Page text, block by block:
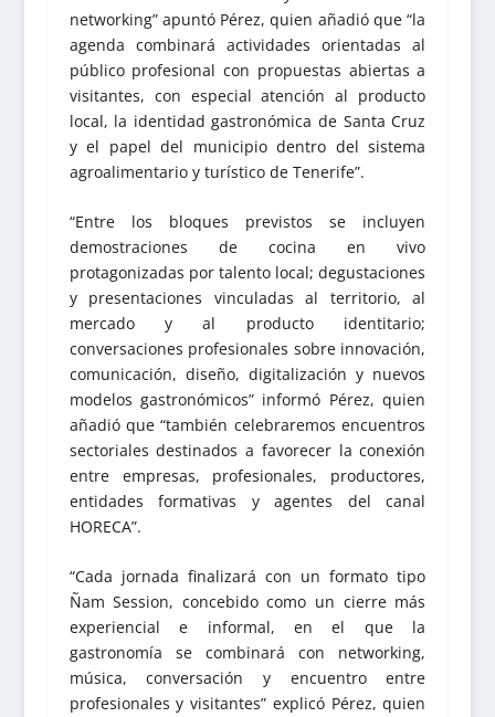
networking” apuntó Pérez, quien añadió que “la
agenda combinará actividades orientadas al
público profesional con propuestas abiertas a
visitantes, con especial atención al producto
local, la identidad gastronómica de Santa Cruz
y el papel del municipio dentro del sistema
agroalimentario y turístico de Tenerife”.
“Entre los bloques previstos se incluyen
demostraciones de cocina en vivo
protagonizadas por talento local; degustaciones
y presentaciones vinculadas al territorio, al
mercado y al producto identitario;
conversaciones profesionales sobre innovación,
comunicación, diseño, digitalización y nuevos
modelos gastronómicos” informó Pérez, quien
añadió que “también celebraremos encuentros
sectoriales destinados a favorecer la conexión
entre empresas, profesionales, productores,
entidades formativas y agentes del canal
HORECA”.
“Cada jornada finalizará con un formato tipo
Ñam Session, concebido como un cierre más
experiencial e informal, en el que la
gastronomía se combinará con networking,
música, conversación y encuentro entre
profesionales y visitantes” explicó Pérez, quien